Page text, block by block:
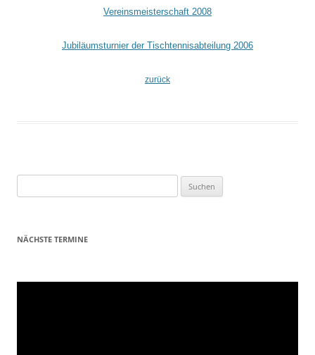
Vereinsmeisterschaft 2008
Jubiläumsturnier der Tischtennisabteilung 2006
zurück
nach:
NÄCHSTE TERMINE
Video-